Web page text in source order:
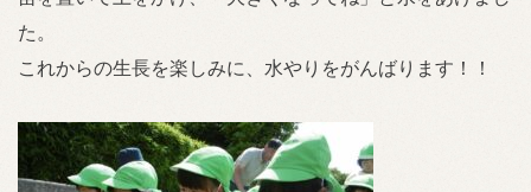
た。
これからの生長を楽しみに、水やりをがんばります！！